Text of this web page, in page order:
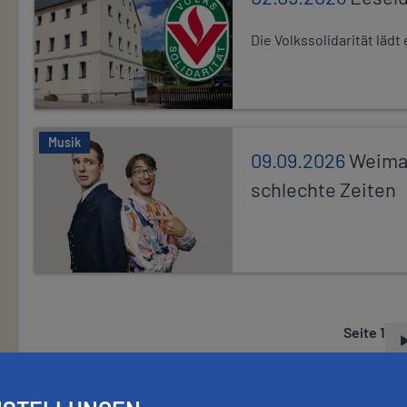
Die Volkssolidarität lädt
Musik
09.09.2026
schlechte Zeiten
S
I
Seite 1